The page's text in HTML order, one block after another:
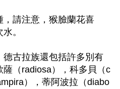
請注意，猴臉蘭花喜
。
德古拉族還包括許多別有
（radiosa），科多貝（c
），蒂阿波拉（diabo